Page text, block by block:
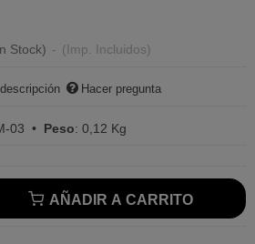
Stock) - (Imp. Incluidos)
Hacer pregunta
03 • Peso: 0,12 Kg
AÑADIR A CARRITO